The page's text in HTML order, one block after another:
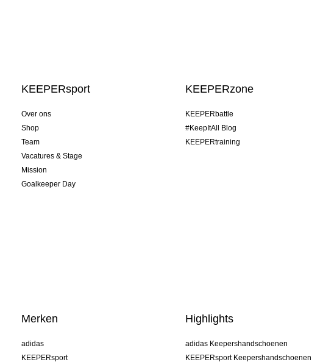
KEEPERsport
Over ons
Shop
Team
Vacatures & Stage
Mission
Goalkeeper Day
KEEPERzone
KEEPERbattle
#KeepItAll Blog
KEEPERtraining
Merken
adidas
KEEPERsport
Highlights
adidas Keepershandschoenen
KEEPERsport Keepershandschoenen